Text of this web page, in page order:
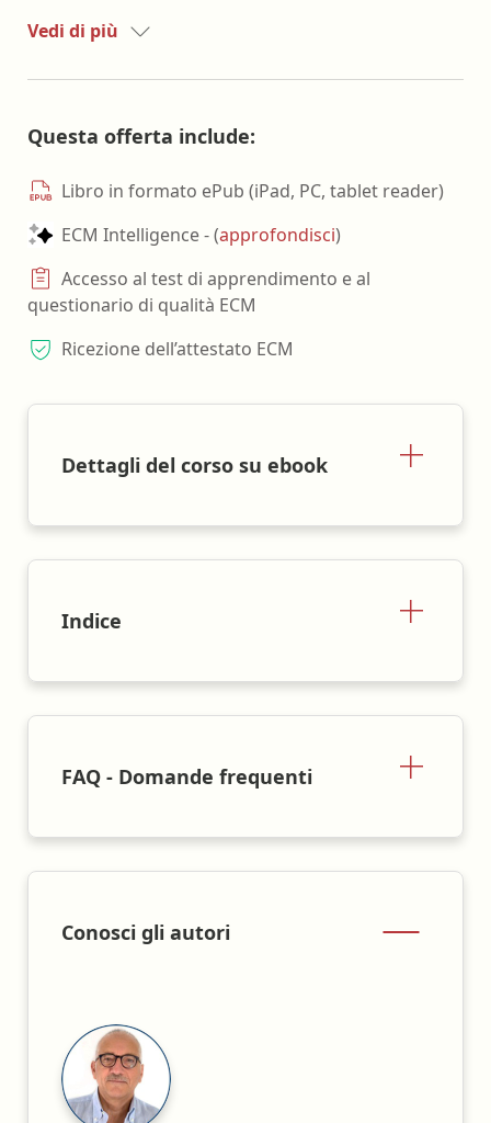
Vedi di più
Questa offerta include:
Libro in formato ePub (iPad, PC, tablet reader)
ECM Intelligence - (approfondisci)
Accesso al test di apprendimento e al
questionario di qualità ECM
Ricezione dell’attestato ECM
Dettagli del corso su ebook
Indice
FAQ - Domande frequenti
Conosci gli autori